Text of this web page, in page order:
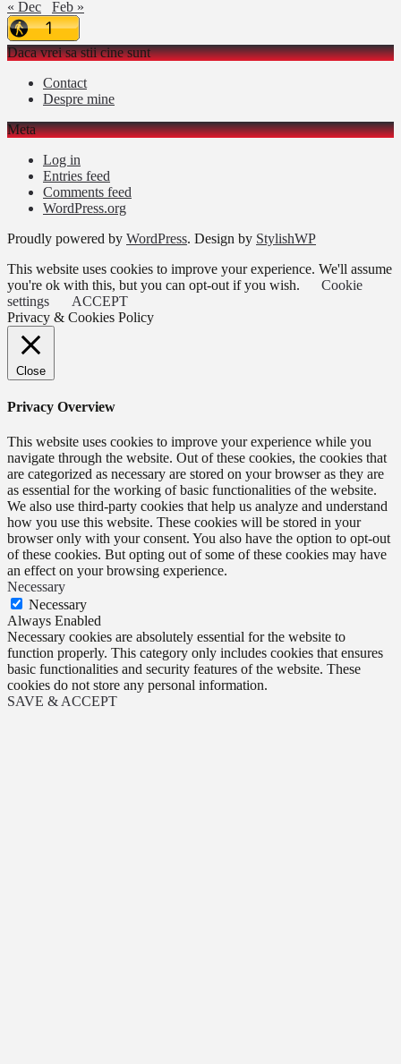
« Dec
Feb »
Daca vrei sa stii cine sunt
Contact
Despre mine
Meta
Log in
Entries feed
Comments feed
WordPress.org
Proudly powered by WordPress. Design by StylishWP
This website uses cookies to improve your experience. We'll assume
you're ok with this, but you can opt-out if you wish.
Cookie
settings
ACCEPT
Privacy & Cookies Policy
Close
Privacy Overview
This website uses cookies to improve your experience while you
navigate through the website. Out of these cookies, the cookies that
are categorized as necessary are stored on your browser as they are
as essential for the working of basic functionalities of the website.
We also use third-party cookies that help us analyze and understand
how you use this website. These cookies will be stored in your
browser only with your consent. You also have the option to opt-out
of these cookies. But opting out of some of these cookies may have
an effect on your browsing experience.
Necessary
Necessary
Always Enabled
Necessary cookies are absolutely essential for the website to
function properly. This category only includes cookies that ensures
basic functionalities and security features of the website. These
cookies do not store any personal information.
SAVE & ACCEPT